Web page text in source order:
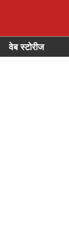
वेब स्टोरीज